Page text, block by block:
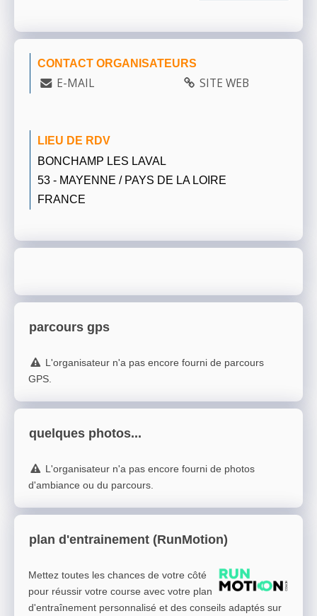
CONTACT ORGANISATEURS
E-MAIL SITE WEB
LIEU DE RDV
BONCHAMP LES LAVAL
53 - MAYENNE / PAYS DE LA LOIRE
FRANCE
parcours gps
L'organisateur n'a pas encore fourni de parcours
GPS.
quelques photos...
L'organisateur n'a pas encore fourni de photos
d'ambiance ou du parcours.
plan d'entrainement (RunMotion)
Mettez toutes les chances de votre côté
pour réussir votre course avec votre plan
d'entraînement personnalisé et des conseils adaptés sur